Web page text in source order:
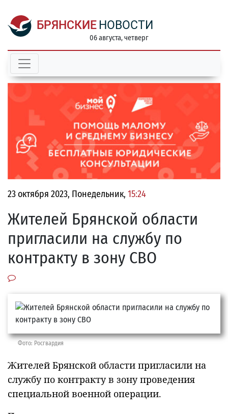
БРЯНСКИЕ НОВОСТИ
06 августа, четверг
23 октября 2023, Понедельник, 15:24
Жителей Брянской области
пригласили на службу по
контракту в зону СВО
Фото: Росгвардия
Жителей Брянской области пригласили на
службу по контракту в зону проведения
специальной военной операции.